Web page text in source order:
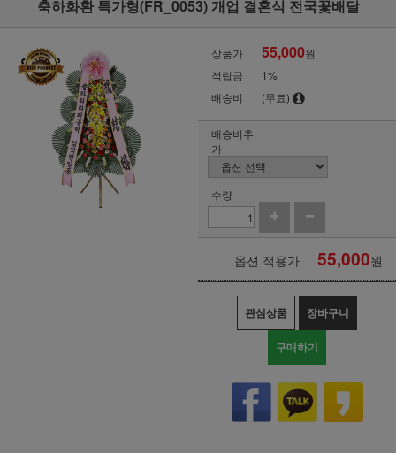
축하화환 특가형(FR_0053) 개업 결혼식 전국꽃배달
상품가 55,000원
적립금
1%
배송비
(무료)
배송비추
가
수량
옵션 적용가 55,000원
관심상품 장바구니
구매하기